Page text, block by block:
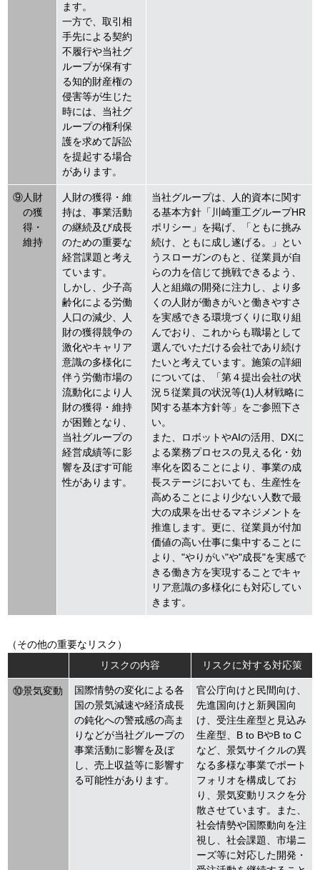
ます。
一方で、取引相
手先による契約
不履行や当社グ
ループが保有す
る知的財産権の
侵害等が生じた
時には、当社グ
ループの権利保
護を求めて訴訟
を提起する場合
があります。
⑨人財
の獲
得・
維持
人財の獲得・維
持は、事業活動
の継続及び成長
のための重要な
経営課題と考え
ています。
しかし、少子高
齢化による労働
人口の減少、人
財の獲得競争の
激化やキャリア
意識の多様化に
伴う労働市場の
流動化により人
財の獲得・維持
が困難となり、
当社グループの
経営成績等に影
響を及ぼす可能
性があります。
当社グループは、人的資本に関す
る基本方針「川崎重工グループHR
ポリシー」を掲げ、「ともに挑み
続け、ともに成し遂げる。」とい
うスローガンのもと、従業員が自
らの力を信じて挑戦できるよう、
人と組織の開発に注力し、より多
くの人財が働きがいと働きやすさ
を実感できる環境づくりに取り組
んでおり、これからも職場として
選んでいただける会社であり続け
たいと考えています。施策の詳細
については、「第４提出会社の状
況５従業員の状況等(1)人材戦略に
関する基本方針等」をご参照下さ
い。
また、ロボットやAIの活用、DXに
よる業務プロセスの見える化・効
率化を図ることにより、事業の成
長ステージにおいても、生産性を
高めることにより少ない人数で最
大の成果を出せるマネジメントを
推進します。更に、従業員が付加
価値の高い仕事に集中することに
より、"やりがい"や"成長"を実感で
きる働き方を実現することでキャ
リア意識の多様化にも対応してい
きます。
（その他の重要なリスク）
リスクの内容
リスクに対する対応策
⑩景気変動
国際情勢の変化による各
国の景気減速や経済成長
の鈍化への警戒感の高ま
りなどが当社グループの
事業活動に影響を及ぼ
し、売上収益等に影響す
る可能性があります。
官公庁向けと民間向け、
先進国向けと新興国向
け、受注生産型と見込み
生産型、B to BやB to C
など、景気サイクルの異
なる多様な事業でポート
フォリオを構成してお
り、景気変動リスクを分
散させています。また、
社会情勢や国際動向を注
視し、社会課題、市場ニ
ーズ等に対応した開発・